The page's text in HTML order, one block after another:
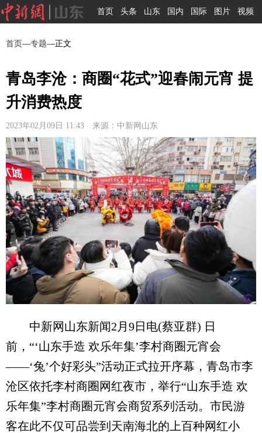
首页 头条 山东 国内 国际 图片 视频
首页—专题—正文
青岛李沧：商圈“花式”迎春闹元宵 提
升消费热度
2023年02月09日 11:43 来源：中新网山东
中新网山东新闻2月9日电(蔡亚群) 日
前，“‘山东手造 欢乐年集’李村商圈元宵会
——‘兔’个好彩头”活动正式拉开序幕，青岛市李
沧区依托李村商圈网红夜市，举行“山东手造 欢
乐年集”李村商圈元宵会商贸系列活动。市民游
客在此不仅可品尝到天南海北的上百种网红小